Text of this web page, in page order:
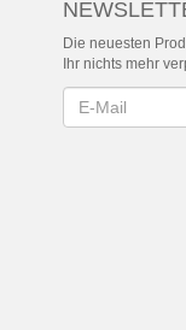
Die neuesten
Ihr nichts mehr
Newsletter